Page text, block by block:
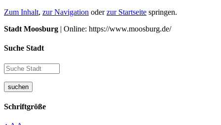
Zum Inhalt, zur Navigation oderzur Startseite springen.
Stadt Moosburg | Online: https://www.moosburg.de/
Suche Stadt
suchen
Schriftgröße